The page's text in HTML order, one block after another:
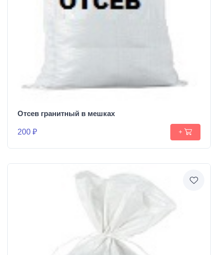
Отсев гранитный в мешках
200 ₽ +